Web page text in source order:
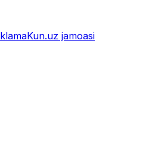
Kun.uz jamoasi